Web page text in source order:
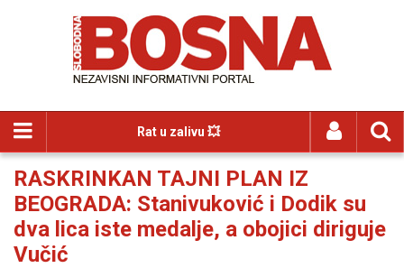
Rat u zalivu 💥
RASKRINKAN TAJNI PLAN IZ
BEOGRADA: Stanivuković i Dodik su
dva lica iste medalje, a obojici diriguje
Vučić